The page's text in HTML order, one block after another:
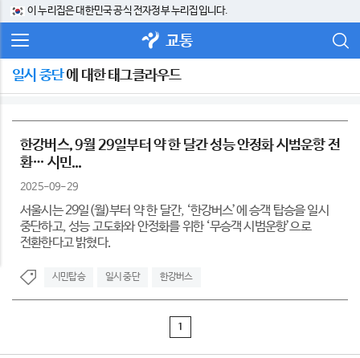
이 누리집은 대한민국 공식 전자정부 누리집입니다.
교통
일시 중단에 대한 태그클라우드
한강버스, 9월 29일부터 약 한 달간 성능 안정화 시범운항 전
환… 시민...
2025-09-29
서울시는 29일(월)부터 약 한 달간, ‘한강버스’에 승객 탑승을 일시
중단하고, 성능 고도화와 안정화를 위한 ‘무승객 시범운항’으로
전환한다고 밝혔다.
시민탑승 일시 중단 한강버스
1